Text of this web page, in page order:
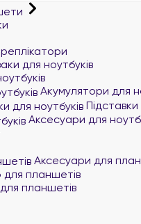
для ноутбуків
Акумулятори для
Аксесуари для
Аксесуари для
для планшетів
планшетів